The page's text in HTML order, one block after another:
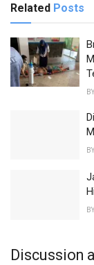
Related Posts
BY
BY
BY
Discussion